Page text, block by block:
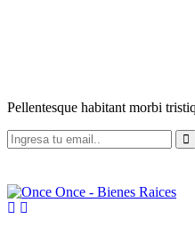
Pellentesque habitant morbi